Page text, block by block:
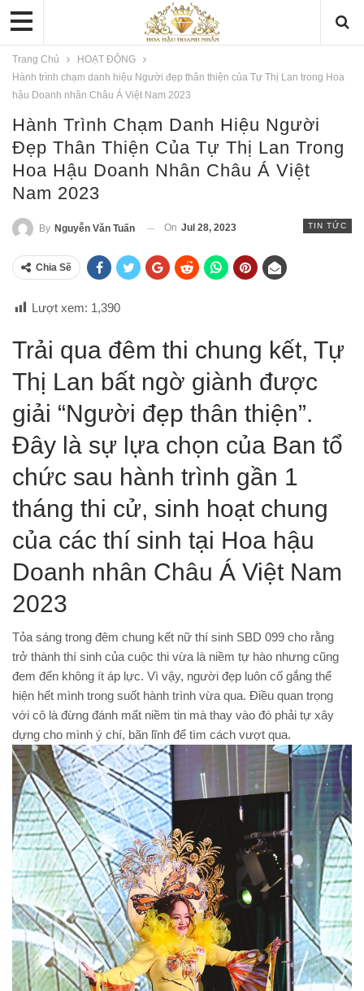
Trang Chủ
HOẠT ĐỘNG
Hành trình chạm danh hiệu Người đẹp thân thiện của Tự Thị Lan trong Hoa
hậu Doanh nhân Châu Á Việt Nam 2023
Hành Trình Chạm Danh Hiệu Người
Đẹp Thân Thiện Của Tự Thị Lan Trong
Hoa Hậu Doanh Nhân Châu Á Việt
Nam 2023
TIN TỨC
By Nguyễn Văn Tuấn On Jul 28, 2023
Chia Sẽ
Lượt xem: 1,390
Trải qua đêm thi chung kết, Tự
Thị Lan bất ngờ giành được
giải “Người đẹp thân thiện”.
Đây là sự lựa chọn của Ban tổ
chức sau hành trình gần 1
tháng thi cử, sinh hoạt chung
của các thí sinh tại Hoa hậu
Doanh nhân Châu Á Việt Nam
2023
Tỏa sáng trong đêm chung kết nữ thí sinh SBD 099 cho rằng
trở thành thí sinh của cuộc thi vừa là niềm tự hào nhưng cũng
đem đến không ít áp lực. Vì vậy, người đẹp luôn cố gắng thể
hiện hết mình trong suốt hành trình vừa qua. Điều quan trọng
với cô là đừng đánh mất niềm tin mà thay vào đó phải tự xây
dựng cho mình ý chí, bãn lĩnh để tìm cách vượt qua.